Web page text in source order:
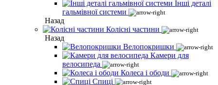
Інші деталі
гальмівної системи
Назад
Колісні частини
Назад
Велопокришки
Камери для
велосипеда
Колеса і ободи
Спиці